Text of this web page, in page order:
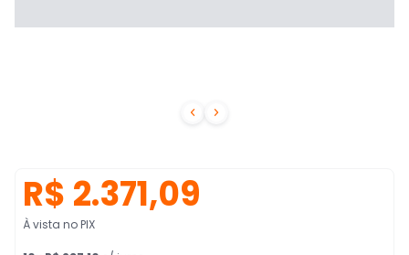
 
R$ 2.371,09
À vista no PIX